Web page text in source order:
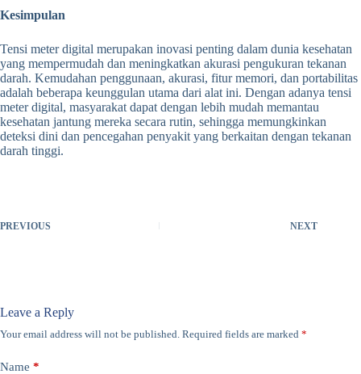
Kesimpulan
Tensi meter digital merupakan inovasi penting dalam dunia kesehatan
yang mempermudah dan meningkatkan akurasi pengukuran tekanan
darah. Kemudahan penggunaan, akurasi, fitur memori, dan portabilitas
adalah beberapa keunggulan utama dari alat ini. Dengan adanya tensi
meter digital, masyarakat dapat dengan lebih mudah memantau
kesehatan jantung mereka secara rutin, sehingga memungkinkan
deteksi dini dan pencegahan penyakit yang berkaitan dengan tekanan
darah tinggi.
PREVIOUS NEXT
Leave a Reply
Your email address will not be published. Required fields are marked *
Name *